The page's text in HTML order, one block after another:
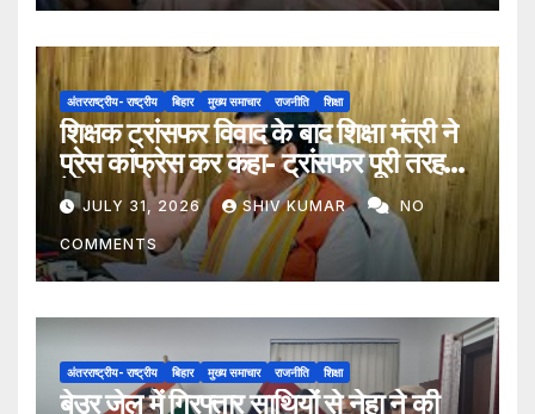
अंतरराष्ट्रीय- राष्ट्रीय बिहार मुख्य समाचार राजनीति शिक्षा
शिक्षक ट्रांसफर विवाद के बाद शिक्षा मंत्री ने
प्रेस कांफ्रेस कर कहा- ट्रांसफर पूरी तरह
ऐच्छिक
JULY 31, 2026 SHIV KUMAR NO
COMMENTS
अंतरराष्ट्रीय- राष्ट्रीय बिहार मुख्य समाचार राजनीति शिक्षा
बेउर जेल में गिरफ्तार साथियों से नेहा ने की